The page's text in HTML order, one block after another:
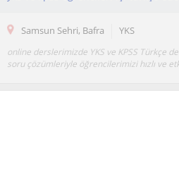
Samsun Sehri, Bafra YKS
online derslerimizde YKS ve KPSS Türkçe
soru çözümleriyle öğrencilerimizi hızlı ve
YKS VE KPSS TÜRKÇE-EDEBİYAT-